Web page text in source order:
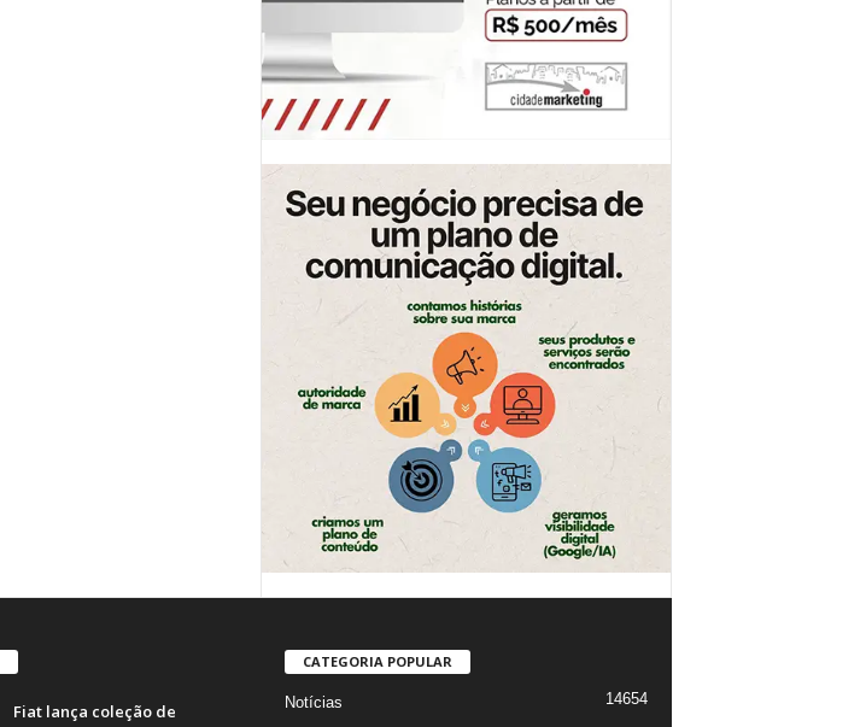
Fiat lança coleção de
CATEGORIA POPULAR
Notícias
14654